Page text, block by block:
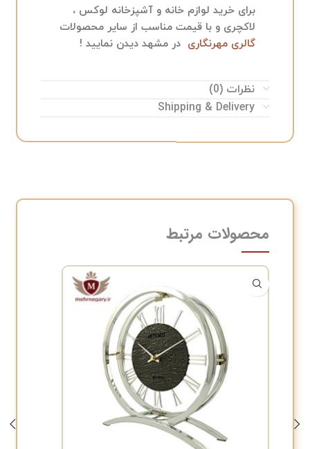
برای خرید لوازم خانه و آشپزخانه لوکس ،
لاکچری و با قیمت مناسب از سایر محصولات
گالری مهرنگاری در مشهد دیدن نمایید !
نظرات (0)
Shipping & Delivery
محصولات مرتبط